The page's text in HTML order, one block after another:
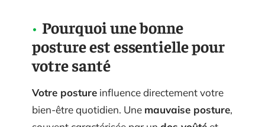
Pourquoi une bonne
posture est essentielle pour
votre santé
Votre posture influence directement votre
bien-être quotidien. Une mauvaise posture,